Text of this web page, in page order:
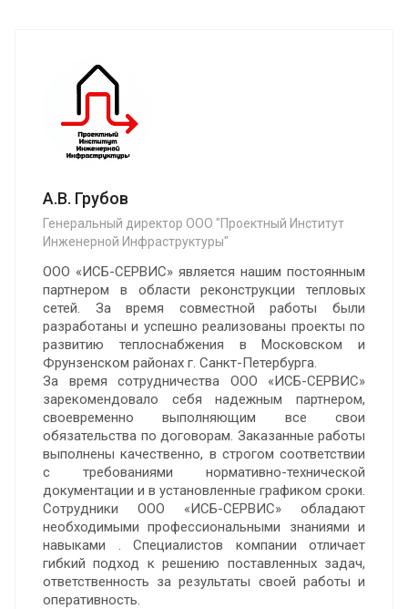
А.В. Грубов
Генеральный директор ООО "Проектный Институт
Инженерной Инфраструктуры"
ООО «ИСБ-СЕРВИС» является нашим постоянным
партнером в области реконструкции тепловых
сетей. За время совместной работы были
разработаны и успешно реализованы проекты по
развитию теплоснабжения в Московском и
Фрунзенском районах г. Санкт-Петербурга.
За время сотрудничества ООО «ИСБ-СЕРВИС»
зарекомендовало себя надежным партнером,
своевременно выполняющим все свои
обязательства по договорам. Заказанные работы
выполнены качественно, в строгом соответствии
с требованиями нормативно-технической
документации и в установленные графиком сроки.
Сотрудники ООО «ИСБ-СЕРВИС» обладают
необходимыми профессиональными знаниями и
навыками . Специалистов компании отличает
гибкий подход к решению поставленных задач,
ответственность за результаты своей работы и
оперативность.